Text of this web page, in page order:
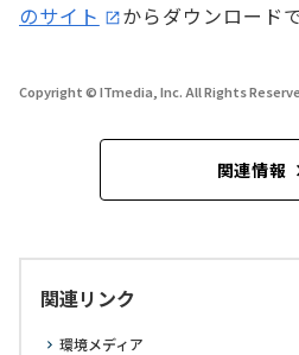
のサイト
からダウンロード
Copyright © ITmedia, Inc. All Rights
関連情報
関連リンク
環境メディア